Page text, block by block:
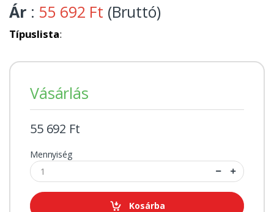
Ár : 55 692 Ft (Bruttó)
Típuslista:
Vásárlás
55 692 Ft
Mennyiség
Kosárba